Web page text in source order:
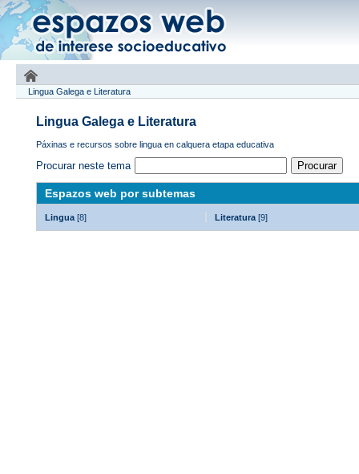
Lingua Galega e Literatura
Lingua Galega e Literatura
Páxinas e recursos sobre lingua en calquera etapa educativa
Procurar neste tema
Espazos web por subtemas
Lingua [8] Literatura [9]